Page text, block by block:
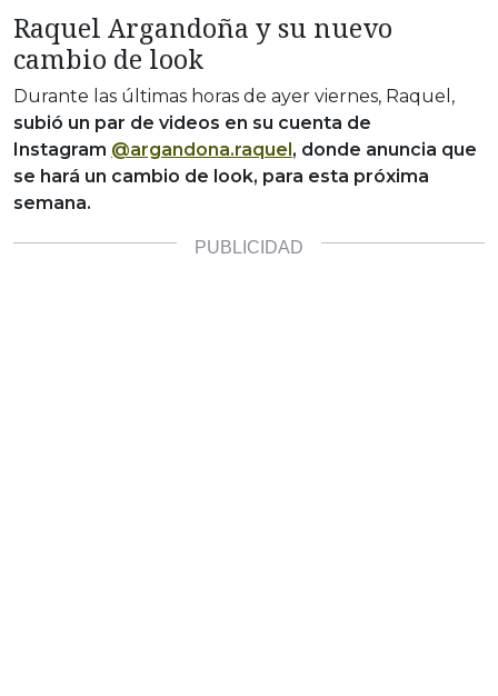
Raquel Argandoña y su nuevo
cambio de look
Durante las últimas horas de ayer viernes, Raquel,
subió un par de videos en su cuenta de
Instagram @argandona.raquel , donde anuncia que
se hará un cambio de look, para esta próxima
semana.